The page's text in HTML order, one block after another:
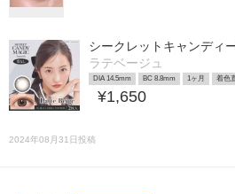
シークレットキャンディ
ラテベージュ
DIA 14.5mm BC 8.8mm 1ヶ月 着色
¥1,650
2024年08月31日投稿